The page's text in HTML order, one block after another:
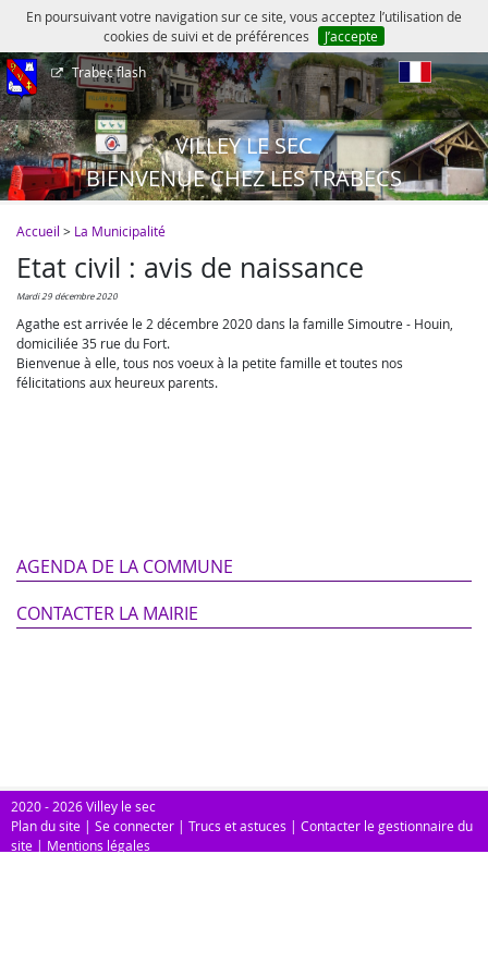
En poursuivant votre navigation sur ce site, vous acceptez l’utilisation de
cookies de suivi et de préférences
J’accepte
Trabec flash
VILLEY LE SEC
BIENVENUE CHEZ LES TRABECS
Accueil > La Municipalité
Etat civil : avis de naissance
mardi 29 décembre 2020
Agathe est arrivée le 2 décembre 2020 dans la famille Simoutre - Houin,
domiciliée 35 rue du Fort.
Bienvenue à elle, tous nos voeux à la petite famille et toutes nos
félicitations aux heureux parents.
AGENDA DE LA COMMUNE
CONTACTER LA MAIRIE
2020 - 2026 Villey le sec
Plan du site | Se connecter | Trucs et astuces | Contacter le gestionnaire du
site | Mentions légales